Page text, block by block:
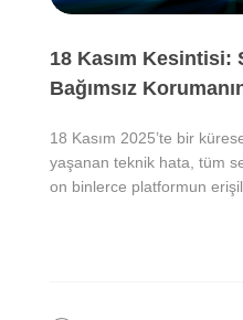
18 Kasım Kesintisi:
Bağımsız
18 Kasım 2025’te bir
yaşanan teknik hata, tüm
on binlerce platformun